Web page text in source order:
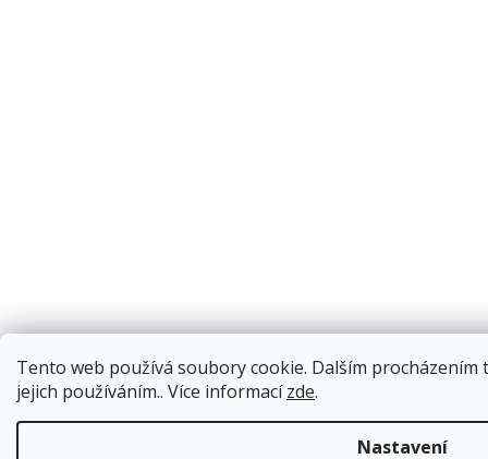
Tento web používá soubory cookie. Dalším
jejich používáním.. Více informacízde.
Nastavení